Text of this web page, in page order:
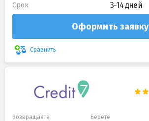
Срок 3-14 дней
Оформить заявку
Сравнить
Возвращаете Берете